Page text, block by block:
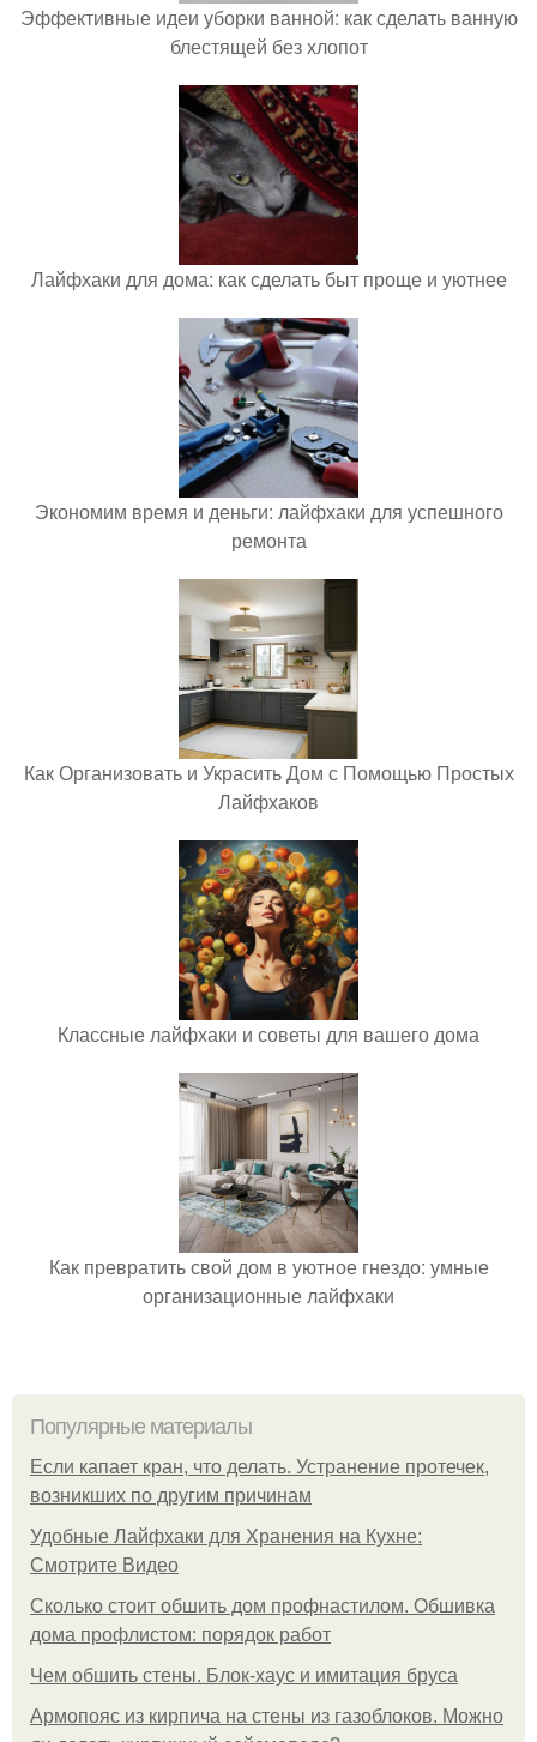
Эффективные идеи уборки ванной: как сделать ванную
блестящей без хлопот
Лайфхаки для дома: как сделать быт проще и уютнее
Экономим время и деньги: лайфхаки для успешного
ремонта
Как Организовать и Украсить Дом с Помощью Простых
Лайфхаков
Классные лайфхаки и советы для вашего дома
Как превратить свой дом в уютное гнездо: умные
организационные лайфхаки
Популярные материалы
Если капает кран, что делать. Устранение протечек,
возникших по другим причинам
Удобные Лайфхаки для Хранения на Кухне:
Смотрите Видео
Сколько стоит обшить дом профнастилом. Обшивка
дома профлистом: порядок работ
Чем обшить стены. Блок-хаус и имитация бруса
Армопояс из кирпича на стены из газоблоков. Можно